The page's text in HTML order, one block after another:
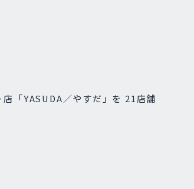
「YASUDA／やすだ」を 21店舗